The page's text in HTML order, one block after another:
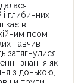
глибинних
в
псом і
навчив
затягнулися,
знання як
з донькою,